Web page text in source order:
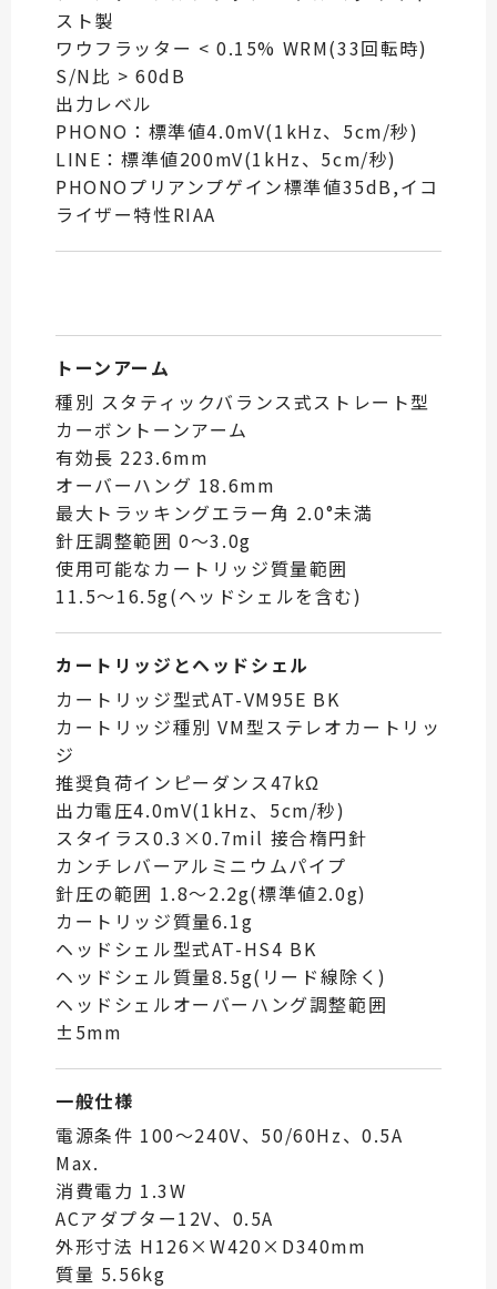
スト製
ワウフラッター < 0.15% WRM(33回転時)
S/N比 > 60dB
出力レベル
PHONO：標準値4.0mV(1kHz、5cm/秒)
LINE：標準値200mV(1kHz、5cm/秒)
PHONOプリアンプゲイン標準値35dB,イコ
ライザー特性RIAA
トーンアーム
種別 スタティックバランス式ストレート型
カーボントーンアーム
有効長 223.6mm
オーバーハング 18.6mm
最大トラッキングエラー角 2.0°未満
針圧調整範囲 0～3.0g
使用可能なカートリッジ質量範囲
11.5～16.5g(ヘッドシェルを含む)
カートリッジとヘッドシェル
カートリッジ型式AT-VM95E BK
カートリッジ種別 VM型ステレオカートリッ
ジ
推奨負荷インピーダンス47kΩ
出力電圧4.0mV(1kHz、5cm/秒)
スタイラス0.3×0.7mil 接合楕円針
カンチレバーアルミニウムパイプ
針圧の範囲 1.8～2.2g(標準値2.0g)
カートリッジ質量6.1g
ヘッドシェル型式AT-HS4 BK
ヘッドシェル質量8.5g(リード線除く)
ヘッドシェルオーバーハング調整範囲
±5mm
一般仕様
電源条件 100～240V、50/60Hz、0.5A
Max.
消費電力 1.3W
ACアダプター12V、0.5A
外形寸法 H126×W420×D340mm
質量 5.56kg